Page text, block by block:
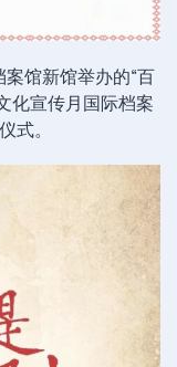
馆新馆举办的“百
化宣传月国际档案
式。